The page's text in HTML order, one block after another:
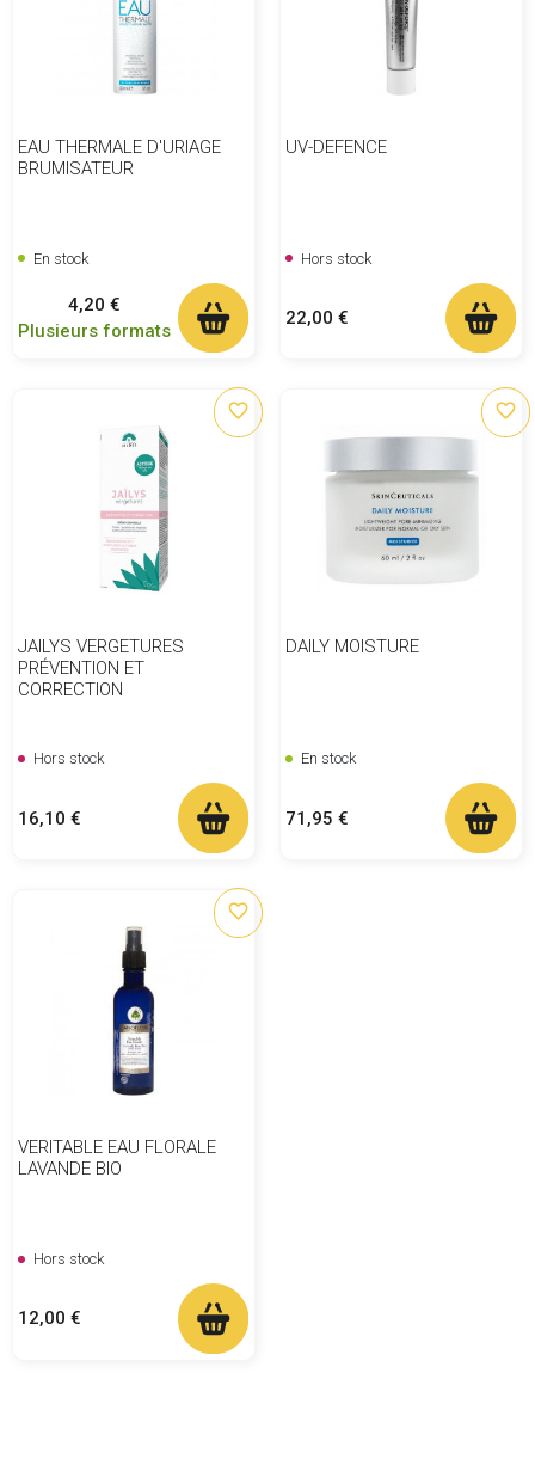
EAU THERMALE D'URIAGE
BRUMISATEUR
En stock
Prix
4,20 €
Plusieurs formats
UV-DEFENCE
Hors stock
Prix
22,00 €
JAILYS VERGETURES
PRÉVENTION ET
CORRECTION
favorite_border
Hors stock
Prix
16,10 €
DAILY MOISTURE
favorite_border
En stock
Prix
71,95 €
VERITABLE EAU FLORALE
LAVANDE BIO
favorite_border
Hors stock
Prix
12,00 €